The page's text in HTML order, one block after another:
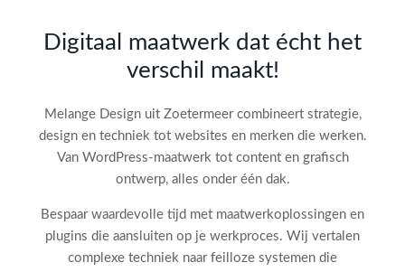
de SEO-
audit
Digitaal maatwerk dat écht het
verschil maakt!
Melange Design uit Zoetermeer combineert strategie,
design en techniek tot websites en merken die werken.
Van WordPress-maatwerk tot content en grafisch
ontwerp, alles onder één dak.
Bespaar waardevolle tijd met maatwerkoplossingen en
plugins die aansluiten op je werkproces. Wij vertalen
complexe techniek naar feilloze systemen die